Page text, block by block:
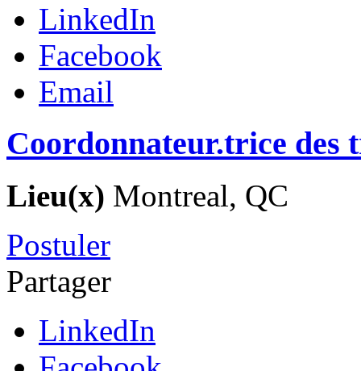
LinkedIn
Facebook
Email
Coordonnateur.trice des
Lieu(x) Montreal, QC
Postuler
Partager
LinkedIn